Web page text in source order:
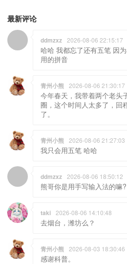
最新评论
ddmzxz 2026-08-06 22:15:17
哈哈 我都忘了还有五笔 因
用的拼音
青州小熊 2026-08-06 21:30:17
今年春天，我带着两个老头
圈，这个时间人太多了，回
了。
青州小熊 2026-08-06 21:27:03
我只会用五笔 哈哈
ddmzxz 2026-08-06 18:50:12
熊哥你是用手写输入法的嘛?
taki 2026-08-06 14:10:48
去烟台，潍坊么？
青州小熊 2026-08-03 18:30:46
感谢科普。